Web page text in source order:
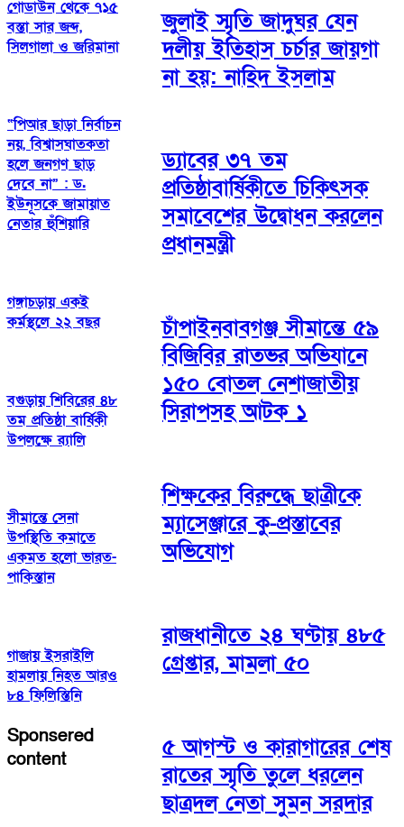
গোডাউন থেকে ৭১৫
বস্তা সার জব্দ,
সিলগালা ও জরিমানা
“পিআর ছাড়া নির্বাচন
নয়, বিশ্বাসঘাতকতা
হলে জনগণ ছাড়
দেবে না” : ড.
ইউনূসকে জামায়াত
নেতার হুঁশিয়ারি
গঙ্গাচড়ায় একই
কর্মস্থলে ২২ বছর
বগুড়ায় শিবিরের ৪৮
তম প্রতিষ্ঠা বার্ষিকী
উপলক্ষে র‍্যালি
সীমান্তে সেনা
উপস্থিতি কমাতে
একমত হলো ভারত-
পাকিস্তান
গাজায় ইসরাইলি
হামলায় নিহত আরও
৮৪ ফিলিস্তিনি
Sponsered
content
জুলাই স্মৃতি জাদুঘর যেন
দলীয় ইতিহাস চর্চার জায়গা
না হয়: নাহিদ ইসলাম
ড্যাবের ৩৭ তম
প্রতিষ্ঠাবার্ষিকীতে চিকিৎসক
সমাবেশের উদ্বোধন করলেন
প্রধানমন্ত্রী
চাঁপাইনবাবগঞ্জ সীমান্তে ৫৯
বিজিবির রাতভর অভিযানে
১৫০ বোতল নেশাজাতীয়
সিরাপসহ আটক ১
শিক্ষকের বিরুদ্ধে ছাত্রীকে
ম্যাসেঞ্জারে কু-প্রস্তাবের
অভিযোগ
রাজধানীতে ২৪ ঘণ্টায় ৪৮৫
গ্রেপ্তার, মামলা ৫০
৫ আগস্ট ও কারাগারের শেষ
রাতের স্মৃতি তুলে ধরলেন
ছাত্রদল নেতা সুমন সরদার